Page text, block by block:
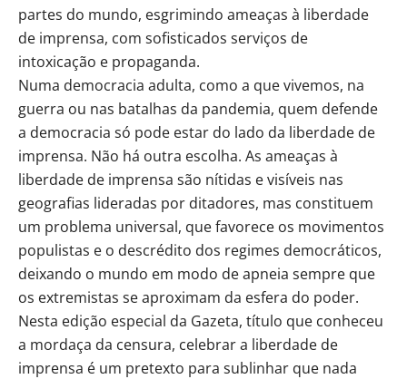
partes do mundo, esgrimindo ameaças à liberdade
de imprensa, com sofisticados serviços de
intoxicação e propaganda.
Numa democracia adulta, como a que vivemos, na
guerra ou nas batalhas da pandemia, quem defende
a democracia só pode estar do lado da liberdade de
imprensa. Não há outra escolha. As ameaças à
liberdade de imprensa são nítidas e visíveis nas
geografias lideradas por ditadores, mas constituem
um problema universal, que favorece os movimentos
populistas e o descrédito dos regimes democráticos,
deixando o mundo em modo de apneia sempre que
os extremistas se aproximam da esfera do poder.
Nesta edição especial da Gazeta, título que conheceu
a mordaça da censura, celebrar a liberdade de
imprensa é um pretexto para sublinhar que nada